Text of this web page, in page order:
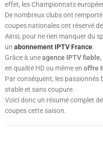
effet, les Championnats
De nombreux clubs ont
coupes nationales ont réservé
Ainsi, pour ne rien manquer du
un abonnement IPTV France.
Grâce à uneagence IPTV fiable
en qualité HD ou même en offre
Par conséquent, les passionnés
stable et sans coupure.
Voici donc un résumé complet
coupes cette saison.